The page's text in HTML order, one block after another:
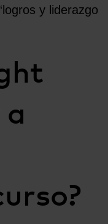
y liderazgo
a